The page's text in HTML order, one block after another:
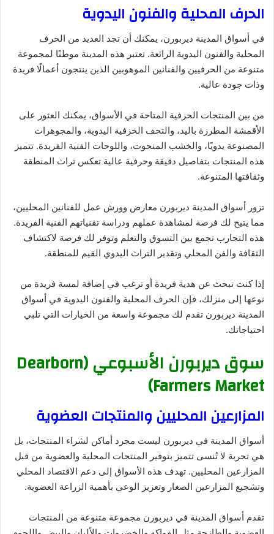
الحرف المحلية والفنون اليدوية
في أسواق المدينة ديربورن، يمكنك أن تجد العديد من الحرف
المحلية والفنون اليدوية الرائعة. تعتبر هذه المدينة موطنًا لمجموعة
متنوعة من الحرفيين والفنانين الموهوبين الذين ينتجون أعمالًا فريدة
وذات جودة عالية.
من بين المنتجات الحرفية المتاحة في الأسواق، يمكنك العثور على
الأقمشة المطرزة باليد، والتحف الخزفية اليدوية، والمجوهرات
المصنوعة يدويًا، والخشب المنحوت، واللوحات الفنية الفريدة. تتميز
هذه المنتجات بتفاصيل دقيقة وحرفية عالية تعكس تراث المنطقة
وثقافتها المتنوعة.
تزور أسواق المدينة ديربورن معارض وورش عمل للفنانين المحليين،
مما يتيح لك فرصة لمشاهدة عملهم ودراسة تقنياتهم الفنية الفريدة.
هذه التجارب تجمع بين التسوق والتعلم وتوفر لك فرصة لاكتشاف
الثقافة والفن المحلي وتقدير التراث اليدوي القيم للمنطقة.
إذا كنت تبحث عن هدية فريدة أو ترغب في إضافة لمسة فريدة من
نوعها إلى منزلك، فإن الحرف المحلية والفنون اليدوية في أسواق
المدينة ديربورن تقدم لك مجموعة واسعة من الخيارات التي تلبي
احتياجاتك.
سوق ديربورن الأسبوعي (Dearborn
Farmers Market)
المزارعين المحليين والمنتجات العضوية
أسواق المدينة في ديربورن ليست مجرد أماكن لشراء المنتجات، بل
هي تجربة لا تُنسى تتميز بتوفير المنتجات المحلية والعضوية من قبل
المزارعين المحليين. تهدف هذه الأسواق إلى دعم الاقتصاد المحلي
وتشجيع المزارعين الصغار وتعزيز الوعي بأهمية الزراعة العضوية.
تقدم أسواق المدينة في ديربورن مجموعة متنوعة من المنتجات